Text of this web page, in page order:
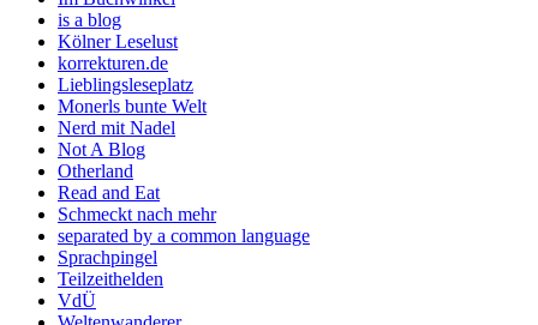
is a blog
Kölner Leselust
korrekturen.de
Lieblingsleseplatz
Monerls bunte Welt
Nerd mit Nadel
Not A Blog
Otherland
Read and Eat
Schmeckt nach mehr
separated by a common language
Sprachpingel
Teilzeithelden
VdÜ